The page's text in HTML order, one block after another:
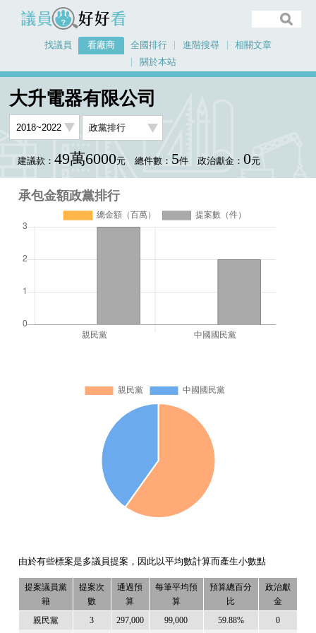
議員好好看
找議員 看廠商 全國排行 進階搜尋
相關文章
關於本站
大升電器有限公司
建議款： 49萬6000元 總件數： 5件 政治獻金： 0元
承包金額政黨排行
由於有些標案是多議員提案，因此以平均數計算而產生小數點
提案議員黨
籍
提案次
數
通過預
算
每筆平均預
算
預算總百分
比
政治獻
金
親民黨 3 297,000 99,000 59.88% 0